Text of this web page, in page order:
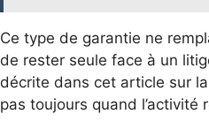
Ce type de garantie ne
de rester seule face à un
décrite dans cet article sur la
pas toujours quand l’activité